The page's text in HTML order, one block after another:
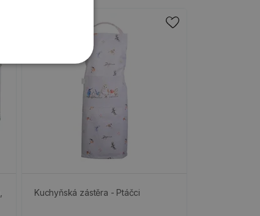
Kuchyňská zástěra - Ptáčci